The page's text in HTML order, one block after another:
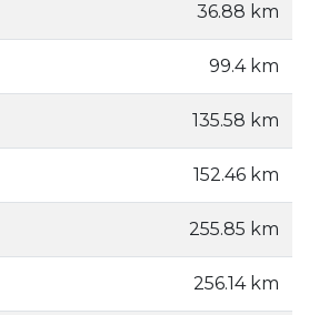
36.88 km
99.4 km
135.58 km
152.46 km
255.85 km
256.14 km